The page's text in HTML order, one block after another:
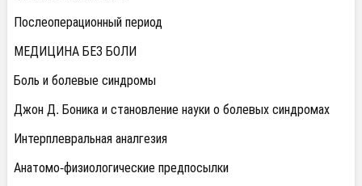
Послеоперационный период
МЕДИЦИНА БЕЗ БОЛИ
Боль и болевые синдромы
Джон Д. Боника и становление науки о болевых синдромах
Интерплевральная аналгезия
Анатомо-физиологические предпосылки